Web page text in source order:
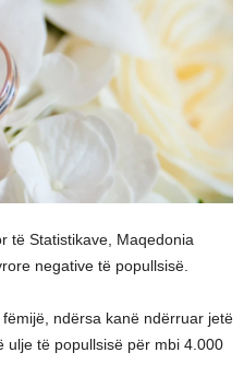
të Statistikave, Maqedonia
negative të popullsisë.
ndërsa kanë ndërruar jetë
ulje të popullsisë për mbi 4.000